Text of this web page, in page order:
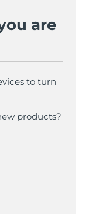
are
to turn
products?